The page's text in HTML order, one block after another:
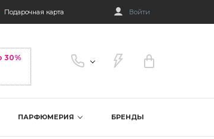
Подарочная карта Войти
30%
ПАРФЮМЕРИЯ БРЕНДЫ